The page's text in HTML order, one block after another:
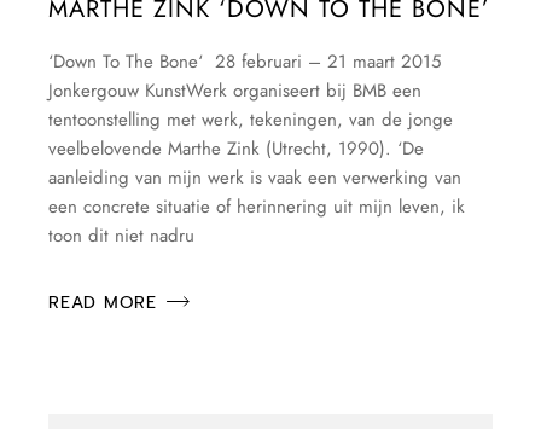
MARTHE ZINK ‘DOWN TO THE BONE’
‘Down To The Bone‘ 28 februari – 21 maart 2015
Jonkergouw KunstWerk organiseert bij BMB een
tentoonstelling met werk, tekeningen, van de jonge
veelbelovende Marthe Zink (Utrecht, 1990). ‘De
aanleiding van mijn werk is vaak een verwerking van
een concrete situatie of herinnering uit mijn leven, ik
toon dit niet nadru
READ MORE